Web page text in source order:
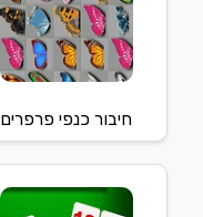
חיבור כנפי פרפרים